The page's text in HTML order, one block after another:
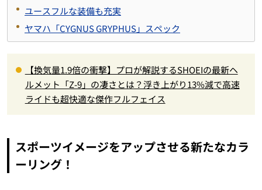
ユースフルな装備も充実
ヤマハ「CYGNUS GRYPHUS」スペック
【換気量1.9倍の衝撃】プロが解説するSHOEIの最新ヘ
ルメット「Z-9」の凄さとは？浮き上がり13%減で高速
ライドも超快適な傑作フルフェイス
スポーツイメージをアップさせる新たなカラ
ーリング！